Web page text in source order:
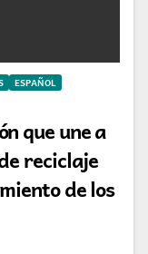
ESPAÑOL
que une a
reciclaje
de los